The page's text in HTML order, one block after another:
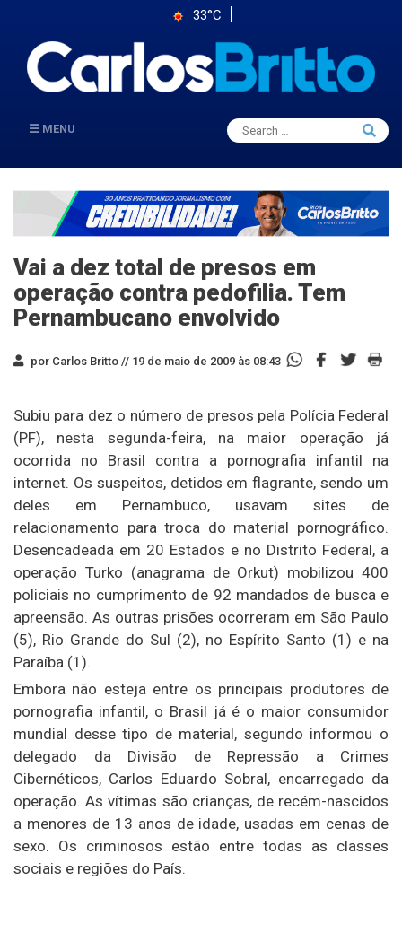
33°C
MENU
Search
for:
Search
Vai a dez total de presos em
operação contra pedofilia. Tem
Pernambucano envolvido
por Carlos Britto // 19 de maio de 2009 às 08:43
Subiu para dez o número de presos pela Polícia Federal
(PF), nesta segunda-feira, na maior operação já
ocorrida no Brasil contra a pornografia infantil na
internet. Os suspeitos, detidos em flagrante, sendo um
deles em Pernambuco, usavam sites de
relacionamento para troca do material pornográfico.
Desencadeada em 20 Estados e no Distrito Federal, a
operação Turko (anagrama de Orkut) mobilizou 400
policiais no cumprimento de 92 mandados de busca e
apreensão. As outras prisões ocorreram em São Paulo
(5), Rio Grande do Sul (2), no Espírito Santo (1) e na
Paraíba (1).
Embora não esteja entre os principais produtores de
pornografia infantil, o Brasil já é o maior consumidor
mundial desse tipo de material, segundo informou o
delegado da Divisão de Repressão a Crimes
Cibernéticos, Carlos Eduardo Sobral, encarregado da
operação. As vítimas são crianças, de recém-nascidos
a menores de 13 anos de idade, usadas em cenas de
sexo. Os criminosos estão entre todas as classes
sociais e regiões do País.